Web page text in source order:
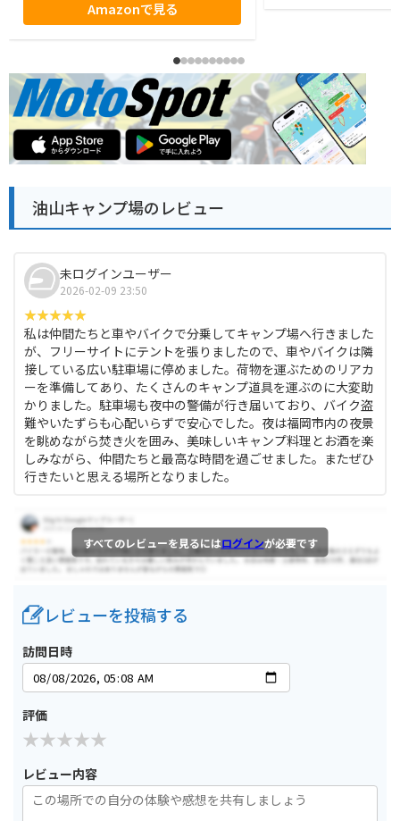
Amazonで見る
油山キャンプ場のレビュー
未ログインユーザー
2026-02-09 23:50
私は仲間たちと車やバイクで分乗してキャンプ場へ行きました
が、フリーサイトにテントを張りましたので、車やバイクは隣
接している広い駐車場に停めました。荷物を運ぶためのリアカ
ーを準備してあり、たくさんのキャンプ道具を運ぶのに大変助
かりました。駐車場も夜中の警備が行き届いており、バイク盗
難やいたずらも心配いらずで安心でした。夜は福岡市内の夜景
を眺めながら焚き火を囲み、美味しいキャンプ料理とお酒を楽
しみながら、仲間たちと最高な時間を過ごせました。またぜひ
行きたいと思える場所となりました。
すべてのレビューを見るにはログインが必要です
レビューを投稿する
訪問日時
評価
レビュー内容